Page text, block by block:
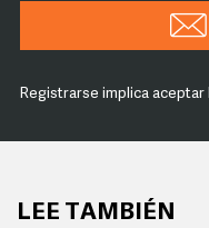
Registrarse implica aceptar
LEE TAMBIÉN